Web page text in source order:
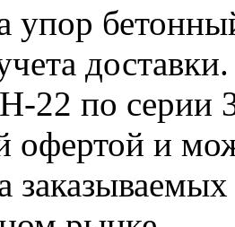
22 по серии
офертой и